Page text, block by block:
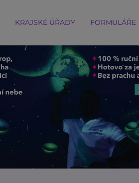
KRAJSKÉ ÚŘADY FORMULÁŘE